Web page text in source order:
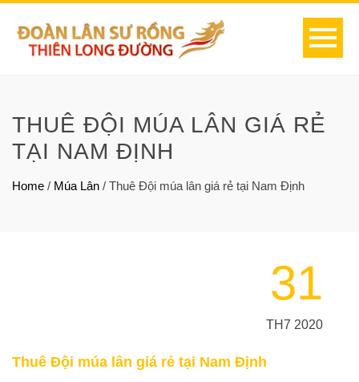
THUÊ ĐỘI MÚA LÂN GIÁ RẺ
TẠI NAM ĐỊNH
Home / Múa Lân / Thuê Đội múa lân giá rẻ tại Nam Định
31
TH7 2020
Thuê Đội múa lân giá rẻ tại Nam Định